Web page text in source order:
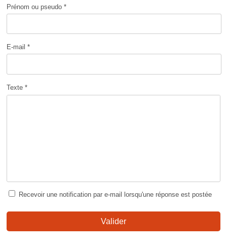
Prénom ou pseudo *
E-mail *
Texte *
Recevoir une notification par e-mail lorsqu'une réponse est postée
Valider